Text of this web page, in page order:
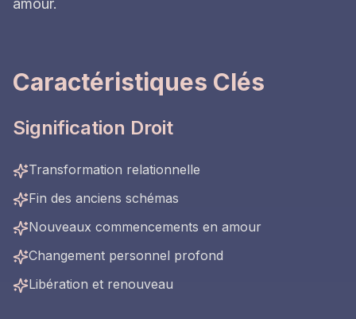
amour.
Caractéristiques Clés
Signification Droit
Transformation relationnelle
Fin des anciens schémas
Nouveaux commencements en amour
Changement personnel profond
Libération et renouveau